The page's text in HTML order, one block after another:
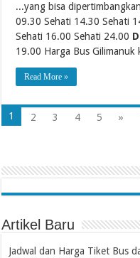
...yang bisa
09.30 Sehati 14.30 Sehati
Sehati 16.00 Sehati 24.00
19.00 Harga Bus Gilimanuk
Read More »
1 2 3 4 5 »
Artikel Baru
Jadwal dan Harga Tiket Bus